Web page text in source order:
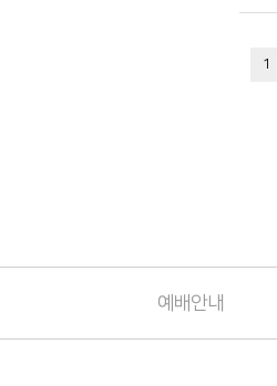
1
예배안내